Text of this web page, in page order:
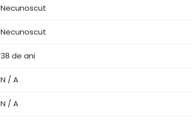
Necunoscut
Necunoscut
38 de ani
N / A
N / A